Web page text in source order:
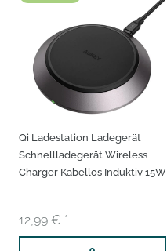
Qi Ladestation Ladegerät
Schnellladegerät Wireless
Charger Kabellos Induktiv 15W
12,99 € *